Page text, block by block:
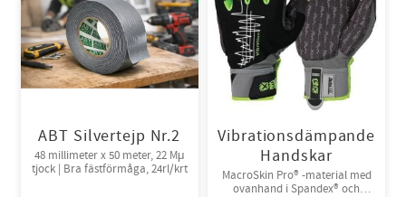
ABT Silvertejp Nr.2
48 millimeter x 50 meter, 22 Mμ
tjock | Bra fästförmåga, 24rl/krt
Vibrationsdämpande
Handskar
MacroSkin Pro® -material med
ovanhand i Spandex® och